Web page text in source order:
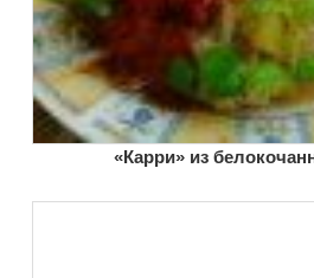
«Карри» из